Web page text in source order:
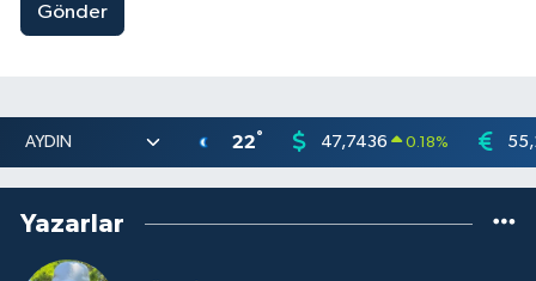
Gönder
22° 47,7436 0.18%
Yazarlar